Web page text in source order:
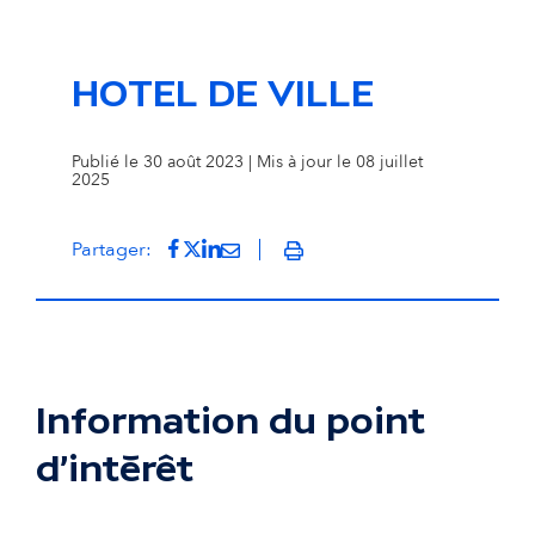
HOTEL DE VILLE
Publié le 30 août 2023 | Mis à jour le 08 juillet
2025
Partager: Partager sur Facebook
(s'ouvre dans un nouvel onglet)
Partager sur Twitter
(s'ouvre dans un nouvel onglet)
Partager sur LinkedIn
(s'ouvre dans un nouvel onglet)
Partager par mail
(s'ouvre dans un nouvel
Imprimer
Information du point
d'intérêt